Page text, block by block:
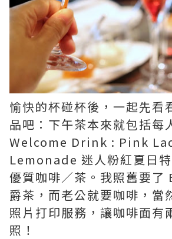
愉快的杯碰杯後，一起先看
品吧：下午茶本來就包括每
Welcome Drink : Pink
Lemonade 迷人粉紅夏日
優質咖啡／茶。我照舊要了
爵茶，而老公就要咖啡，當
照片打印服務，讓咖啡面有
照！